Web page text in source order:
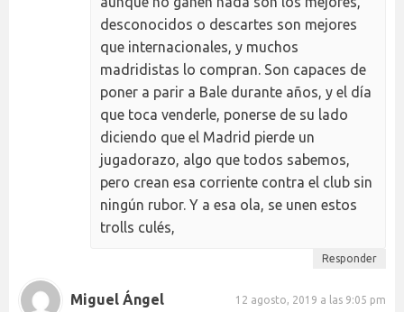
desconocidos o descartes son mejores
que internacionales, y muchos
madridistas lo compran. Son capaces de
poner a parir a Bale durante años, y el día
que toca venderle, ponerse de su lado
diciendo que el Madrid pierde un
jugadorazo, algo que todos sabemos,
pero crean esa corriente contra el club sin
ningún rubor. Y a esa ola, se unen estos
trolls culés,
Responder
Miguel Ángel 12 agosto, 2019 a las 9:05 pm